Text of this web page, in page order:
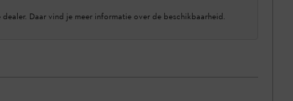
Daar vind je meer informatie over de beschikbaarheid.